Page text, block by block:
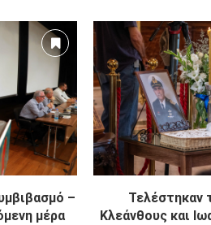
–
μέρα
Τελέστηκαν
Κλεάνθους και